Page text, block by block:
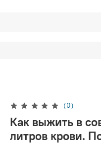
(0)
Как выжить в
литров крови.